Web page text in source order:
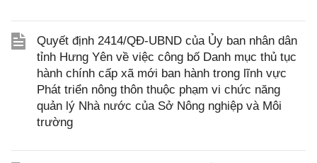
Quyết định 2414/QĐ-UBND của Ủy ban nhân dân
tỉnh Hưng Yên về việc công bố Danh mục thủ tục
hành chính cấp xã mới ban hành trong lĩnh vực
Phát triển nông thôn thuộc phạm vi chức năng
quản lý Nhà nước của Sở Nông nghiệp và Môi
trường